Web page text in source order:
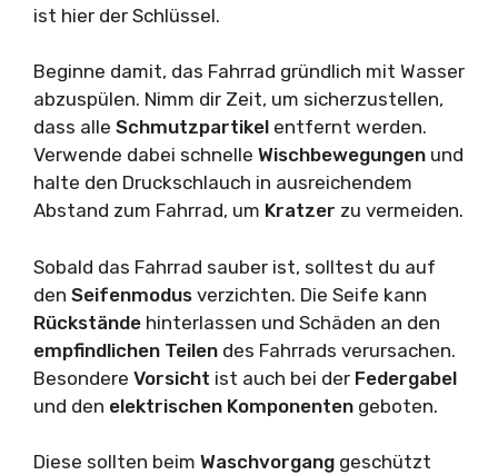
ist hier der Schlüssel.
Beginne damit, das Fahrrad gründlich mit Wasser
abzuspülen. Nimm dir Zeit, um sicherzustellen,
dass alle Schmutzpartikel entfernt werden.
Verwende dabei schnelle Wischbewegungen und
halte den Druckschlauch in ausreichendem
Abstand zum Fahrrad, um Kratzer zu vermeiden.
Sobald das Fahrrad sauber ist, solltest du auf
den Seifenmodus verzichten. Die Seife kann
Rückstände hinterlassen und Schäden an den
empfindlichen Teilen des Fahrrads verursachen.
Besondere Vorsicht ist auch bei der Federgabel
und den elektrischen Komponenten geboten.
Diese sollten beim Waschvorgang geschützt